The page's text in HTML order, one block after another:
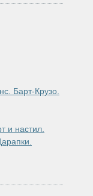
Барт-Крузо.
и настил.